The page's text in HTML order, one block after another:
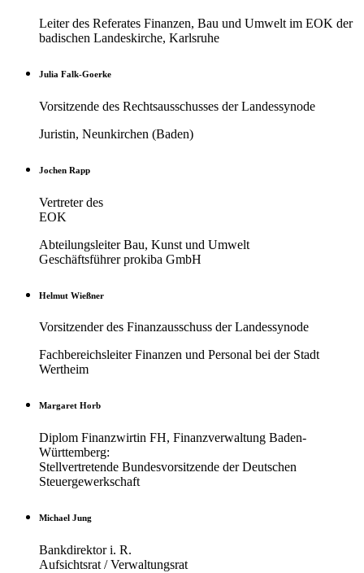
Leiter des Referates Finanzen, Bau und Umwelt im EOK der
badischen Landeskirche, Karlsruhe
Julia Falk-Goerke
Vorsitzende des Rechtsausschusses der Landessynode
Juristin, Neunkirchen (Baden)
Jochen Rapp
Vertreter des
EOK
Abteilungsleiter Bau, Kunst und Umwelt
Geschäftsführer prokiba GmbH
Helmut Wießner
Vorsitzender des Finanzausschuss der Landessynode
Fachbereichsleiter Finanzen und Personal bei der Stadt
Wertheim
Margaret Horb
Diplom Finanzwirtin FH, Finanzverwaltung Baden-
Württemberg:
Stellvertretende Bundesvorsitzende der Deutschen
Steuergewerkschaft
Michael Jung
Bankdirektor i. R.
Aufsichtsrat / Verwaltungsrat